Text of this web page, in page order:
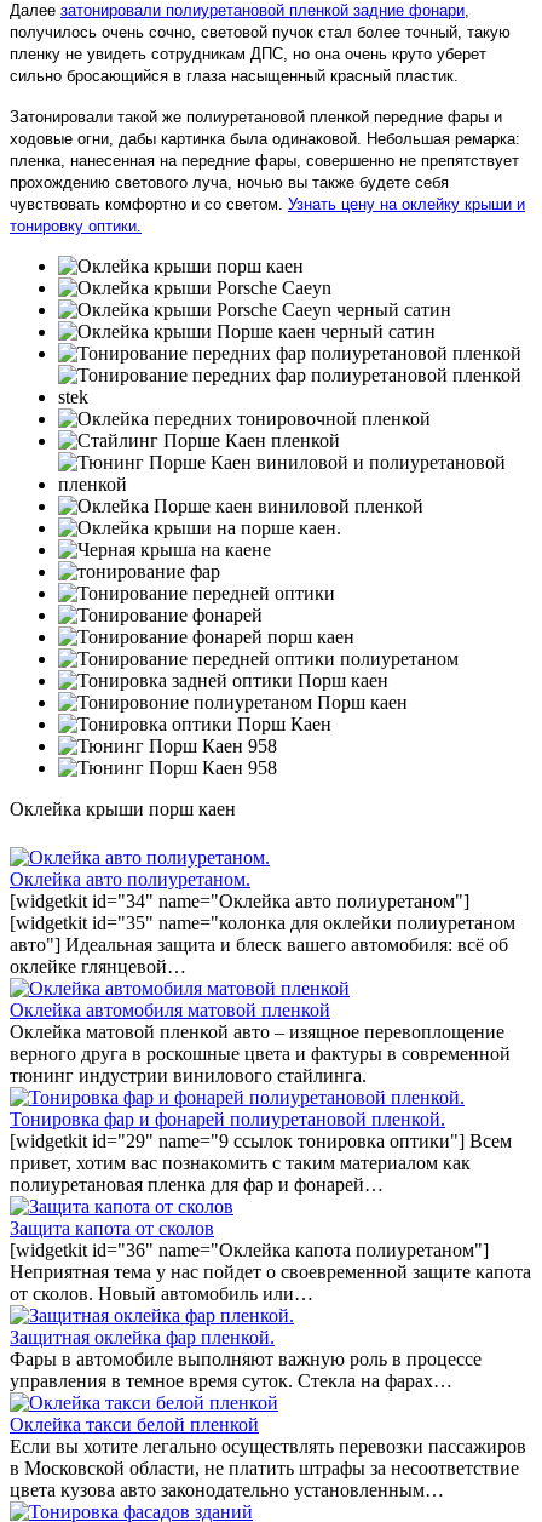
Далее затонировали полиуретановой пленкой задние фонари,
получилось очень сочно, световой пучок стал более точный, такую
пленку не увидеть сотрудникам ДПС, но она очень круто уберет
сильно бросающийся в глаза насыщенный красный пластик.
Затонировали такой же полиуретановой пленкой передние фары и
ходовые огни, дабы картинка была одинаковой. Небольшая ремарка:
пленка, нанесенная на передние фары, совершенно не препятствует
прохождению светового луча, ночью вы также будете себя
чувствовать комфортно и со светом. Узнать цену на оклейку крыши и
тонировку оптики.
Оклейка крыши порш каен
Оклейка авто полиуретаном.
[widgetkit id="34" name="Оклейка авто полиуретаном"]
[widgetkit id="35" name="колонка для оклейки полиуретаном
авто"] Идеальная защита и блеск вашего автомобиля: всё об
оклейке глянцевой…
Оклейка автомобиля матовой пленкой
Оклейка матовой пленкой авто – изящное перевоплощение
верного друга в роскошные цвета и фактуры в современной
тюнинг индустрии винилового стайлинга.
Тонировка фар и фонарей полиуретановой пленкой.
[widgetkit id="29" name="9 ссылок тонировка оптики"] Всем
привет, хотим вас познакомить с таким материалом как
полиуретановая пленка для фар и фонарей…
Защита капота от сколов
[widgetkit id="36" name="Оклейка капота полиуретаном"]
Неприятная тема у нас пойдет о своевременной защите капота
от сколов. Новый автомобиль или…
Защитная оклейка фар пленкой.
Фары в автомобиле выполняют важную роль в процессе
управления в темное время суток. Стекла на фарах…
Оклейка такси белой пленкой
Если вы хотите легально осуществлять перевозки пассажиров
в Московской области, не платить штрафы за несоответствие
цвета кузова авто законодательно установленным…